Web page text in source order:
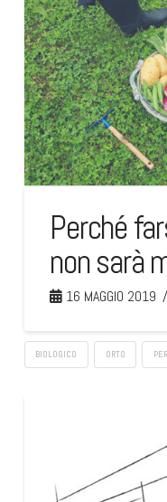
Perché
non sarà
16 MAGGIO 2019
BIOLOGICO ORTO